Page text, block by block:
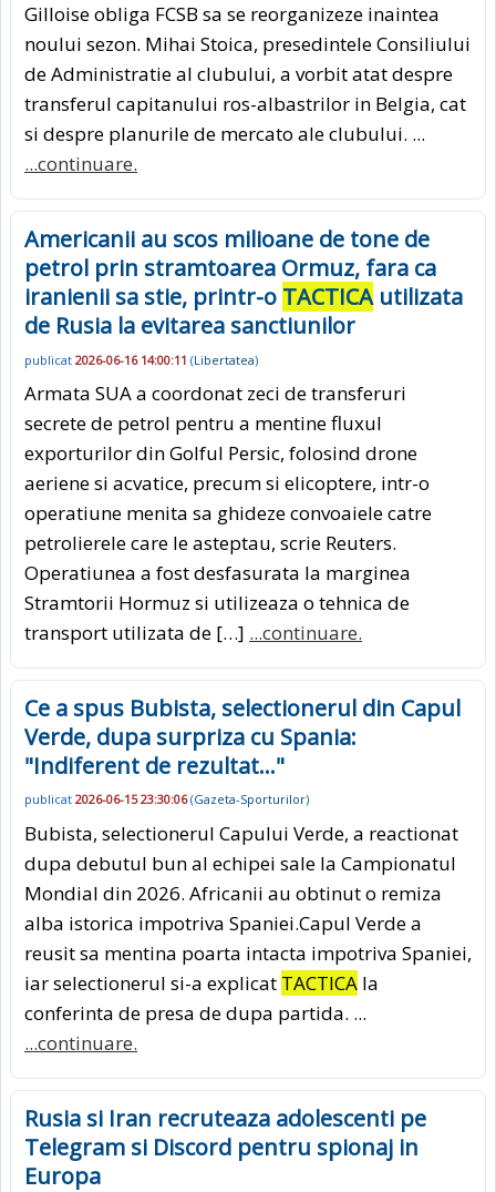
Gilloise obliga FCSB sa se reorganizeze inaintea
noului sezon. Mihai Stoica, presedintele Consiliului
de Administratie al clubului, a vorbit atat despre
transferul capitanului ros-albastrilor in Belgia, cat
si despre planurile de mercato ale clubului. ...
...continuare.
Americanii au scos milioane de tone de
petrol prin stramtoarea Ormuz, fara ca
iranienii sa stie, printr-o TACTICAutilizata
de Rusia la evitarea sanctiunilor
publicat 2026-06-16 14:00:11 (Libertatea)
Armata SUA a coordonat zeci de transferuri
secrete de petrol pentru a mentine fluxul
exporturilor din Golful Persic, folosind drone
aeriene si acvatice, precum si elicoptere, intr-o
operatiune menita sa ghideze convoaiele catre
petrolierele care le asteptau, scrie Reuters.
Operatiunea a fost desfasurata la marginea
Stramtorii Hormuz si utilizeaza o tehnica de
transport utilizata de […] ...continuare.
Ce a spus Bubista, selectionerul din Capul
Verde, dupa surpriza cu Spania:
"Indiferent de rezultat..."
publicat 2026-06-15 23:30:06(Gazeta-Sporturilor)
Bubista, selectionerul Capului Verde, a reactionat
dupa debutul bun al echipei sale la Campionatul
Mondial din 2026. Africanii au obtinut o remiza
alba istorica impotriva Spaniei.Capul Verde a
reusit sa mentina poarta intacta impotriva Spaniei,
iar selectionerul si-a explicat TACTICA la
conferinta de presa de dupa partida. ...
...continuare.
Rusia si Iran recruteaza adolescenti pe
Telegram si Discord pentru spionaj in
Europa